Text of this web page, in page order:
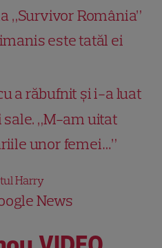
„Survivor România”
este tatăl ei
a răbufnit și i-a luat
„M-am uitat
unor femei…”
Harry
News